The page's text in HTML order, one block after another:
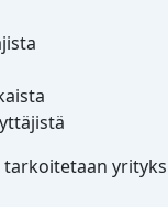
tarkoitetaan